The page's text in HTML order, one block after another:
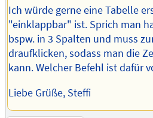
Ich würde gerne eine Tabelle
"einklappbar" ist. Sprich man
bspw. in 3 Spalten und muss
draufklicken, sodass man die
kann. Welcher Befehl ist dafür
Liebe Grüße, Steffi